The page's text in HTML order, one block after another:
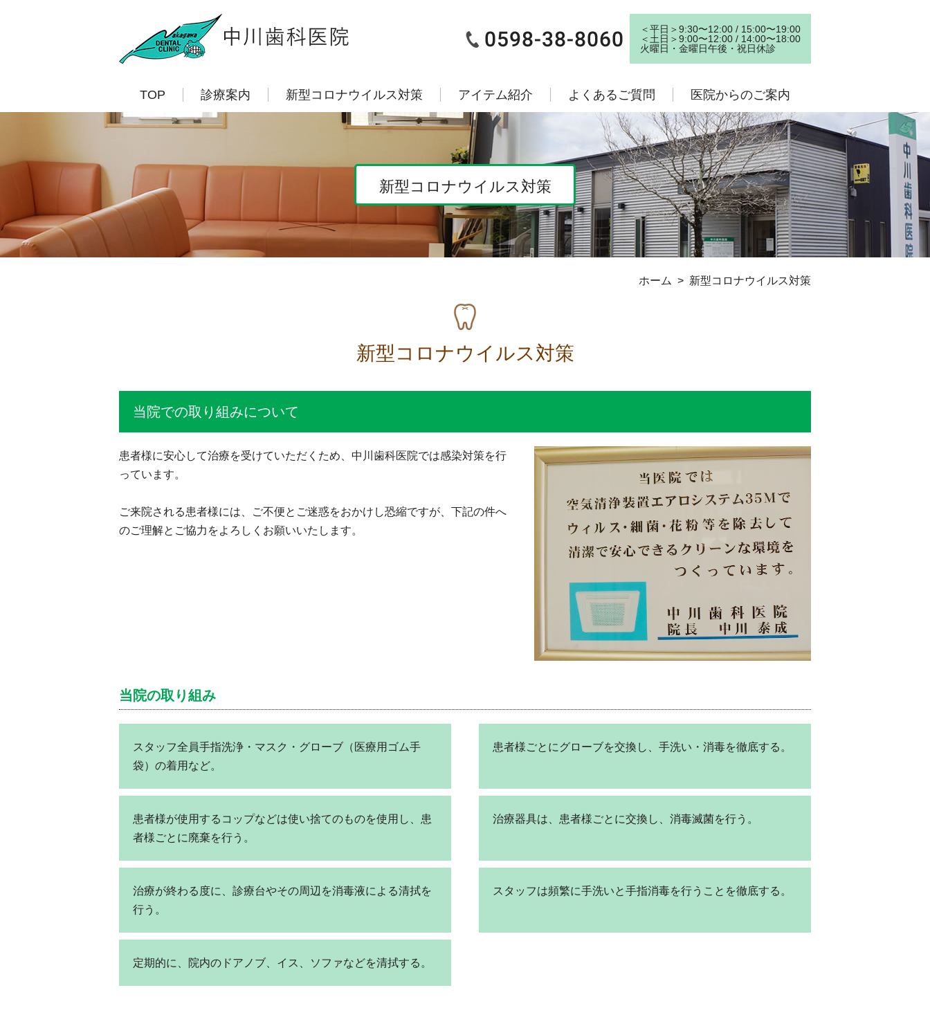
＜平⽇＞9:30〜12:00 / 15:00〜19:00
＜⼟⽇＞9:00〜12:00 / 14:00〜18:00
⽕曜⽇・⾦曜⽇午後・祝⽇休診
TOP 診療案内 新型コロナウイルス対策 アイテム紹介 よくあるご質問 医院からのご案内
新型コロナウイルス対策
ホーム > 新型コロナウイルス対策
新型コロナウイルス対策
当院での取り組みについて
患者様に安心して治療を受けていただくため、中川歯科医院では感染対策を行
っています。
ご来院される患者様には、ご不便とご迷惑をおかけし恐縮ですが、下記の件へ
のご理解とご協力をよろしくお願いいたします。
当院の取り組み
スタッフ全員手指洗浄・マスク・グローブ（医療用ゴム手
袋）の着用など。
患者様ごとにグローブを交換し、手洗い・消毒を徹底する。
患者様が使用するコップなどは使い捨てのものを使用し、患
者様ごとに廃棄を行う。
治療器具は、患者様ごとに交換し、消毒滅菌を行う。
治療が終わる度に、診療台やその周辺を消毒液による清拭を
行う。
スタッフは頻繁に手洗いと手指消毒を行うことを徹底する。
定期的に、院内のドアノブ、イス、ソファなどを清拭する。